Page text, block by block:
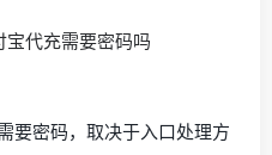
要密码，取决于入口处理方